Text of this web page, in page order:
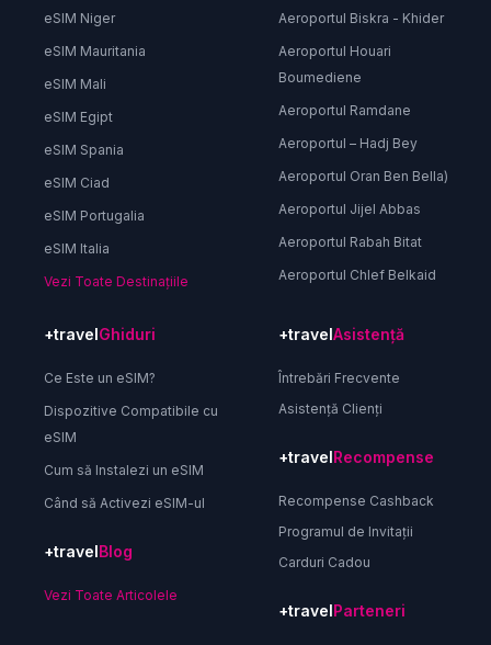
eSIM Niger
eSIM Mauritania
eSIM Mali
eSIM Egipt
eSIM Spania
eSIM Ciad
eSIM Portugalia
eSIM Italia
Vezi Toate Destinațiile
Aeroportul Biskra - Khider
Aeroportul Houari
Boumediene
Aeroportul Ramdane
Aeroportul – Hadj Bey
Aeroportul Oran Ben Bella)
Aeroportul Jijel Abbas
Aeroportul Rabah Bitat
Aeroportul Chlef Belkaid
+travelGhiduri
Ce Este un eSIM?
Dispozitive Compatibile cu
eSIM
Cum să Instalezi un eSIM
Când să Activezi eSIM-ul
+travelBlog
Vezi Toate Articolele
+travelAsistență
Întrebări Frecvente
Asistență Clienți
+travelRecompense
Recompense Cashback
Programul de Invitații
Carduri Cadou
+travelParteneri